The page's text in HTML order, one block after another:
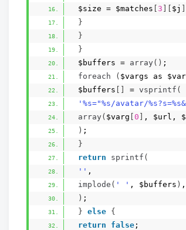
$size = $matches
3 $j
}
}
}
$buffers = array () ;
foreach
( $vargs as
$buffers
= vsprintf (
'%s="%s/avatar/
array ( $varg 0 , $url,
) ;
}
return
sprintf (
'' ,
implode ( ' ' , $buffers )
) ;
} else {
return
false ;